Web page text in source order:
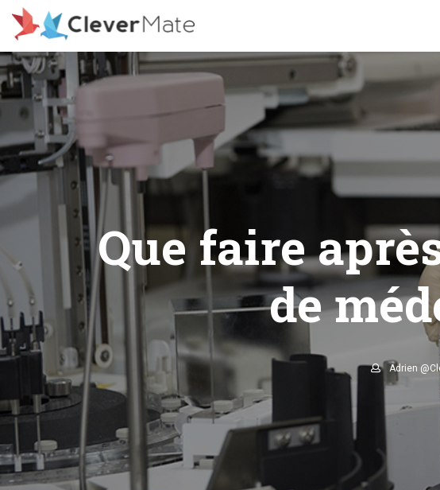
Deprecated: File registration.php is deprecated since version 3.1.0 with
includes/functions.php on line 6078
Que faire
de
Adrien